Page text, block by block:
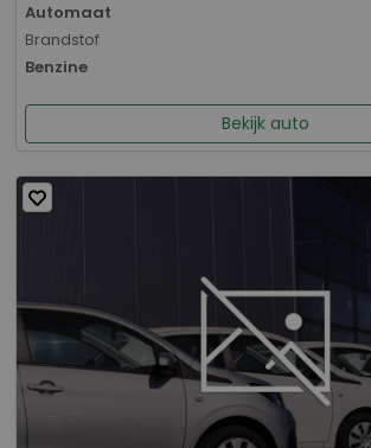
Automaat
Brandstof
Benzine
Bekijk auto